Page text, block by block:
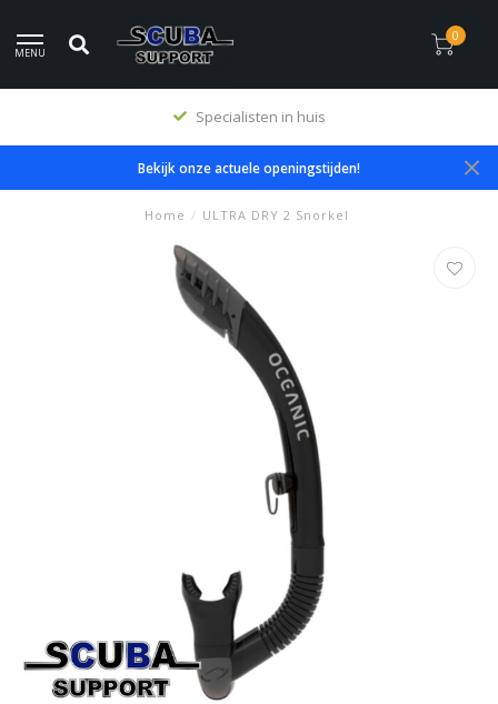
MENU
0
Specialisten in huis
Bekijk onze actuele openingstijden!
Home / ULTRA DRY 2 Snorkel